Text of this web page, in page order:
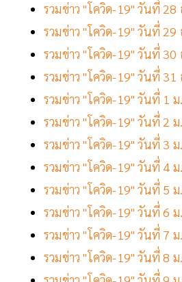
รวมข่าว "โควิด-19" วันที่ 28
รวมข่าว "โควิด-19" วันที่ 29
รวมข่าว "โควิด-19" วันที่ 30
รวมข่าว "โควิด-19" วันที่ 31
รวมข่าว "โควิด-19" วันที่ 1
รวมข่าว "โควิด-19" วันที่ 2
รวมข่าว "โควิด-19" วันที่ 3
รวมข่าว "โควิด-19" วันที่ 4
รวมข่าว "โควิด-19" วันที่ 5
รวมข่าว "โควิด-19" วันที่ 6
รวมข่าว "โควิด-19" วันที่ 7
รวมข่าว "โควิด-19" วันที่ 8